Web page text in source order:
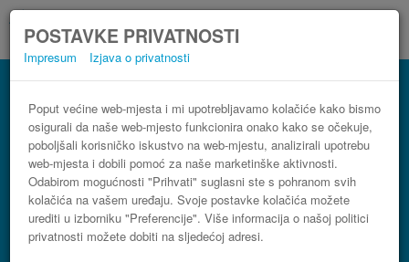
POSTAVKE PRIVATNOSTI
Impresum Izjava o privatnosti
Poput većine web-mjesta i mi upotrebljavamo kolačiće kako bismo
osigurali da naše web-mjesto funkcionira onako kako se očekuje,
poboljšali korisničko iskustvo na web-mjestu, analizirali upotrebu
web-mjesta i dobili pomoć za naše marketinške aktivnosti.
Odabirom mogućnosti "Prihvati" suglasni ste s pohranom svih
kolačića na vašem uređaju. Svoje postavke kolačića možete
urediti u izborniku "Preferencije". Više informacija o našoj politici
privatnosti možete dobiti na sljedećoj adresi.
Autobus Bukurešt-Otopeni Zračna luka
(OTP) Târgu Mureș
3 koraka do najpovoljnije autobusne karte